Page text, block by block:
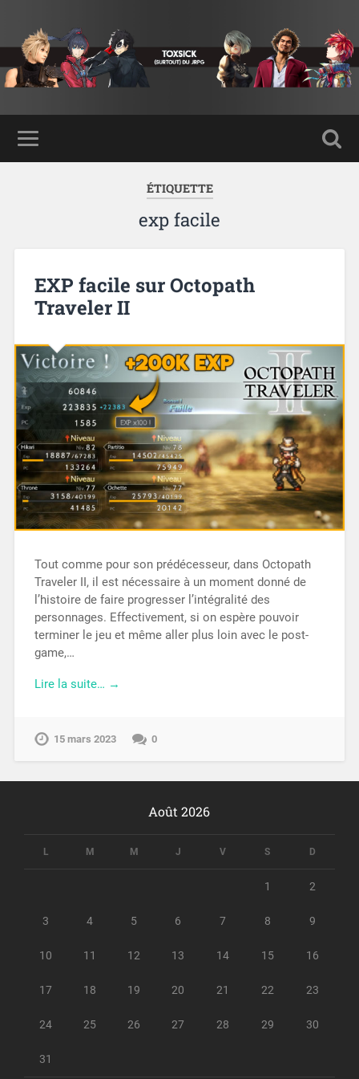
ÉTIQUETTE
exp facile
EXP facile sur Octopath
Traveler II
Tout comme pour son prédécesseur, dans Octopath
Traveler II, il est nécessaire à un moment donné de
l’histoire de faire progresser l’intégralité des
personnages. Effectivement, si on espère pouvoir
terminer le jeu et même aller plus loin avec le post-
game,…
Lire la suite… →
15 mars 2023 0
Août 2026
L M M J V S D
1 2
3 4 5 6 7 8 9
10 11 12 13 14 15 16
17 18 19 20 21 22 23
24 25 26 27 28 29 30
31